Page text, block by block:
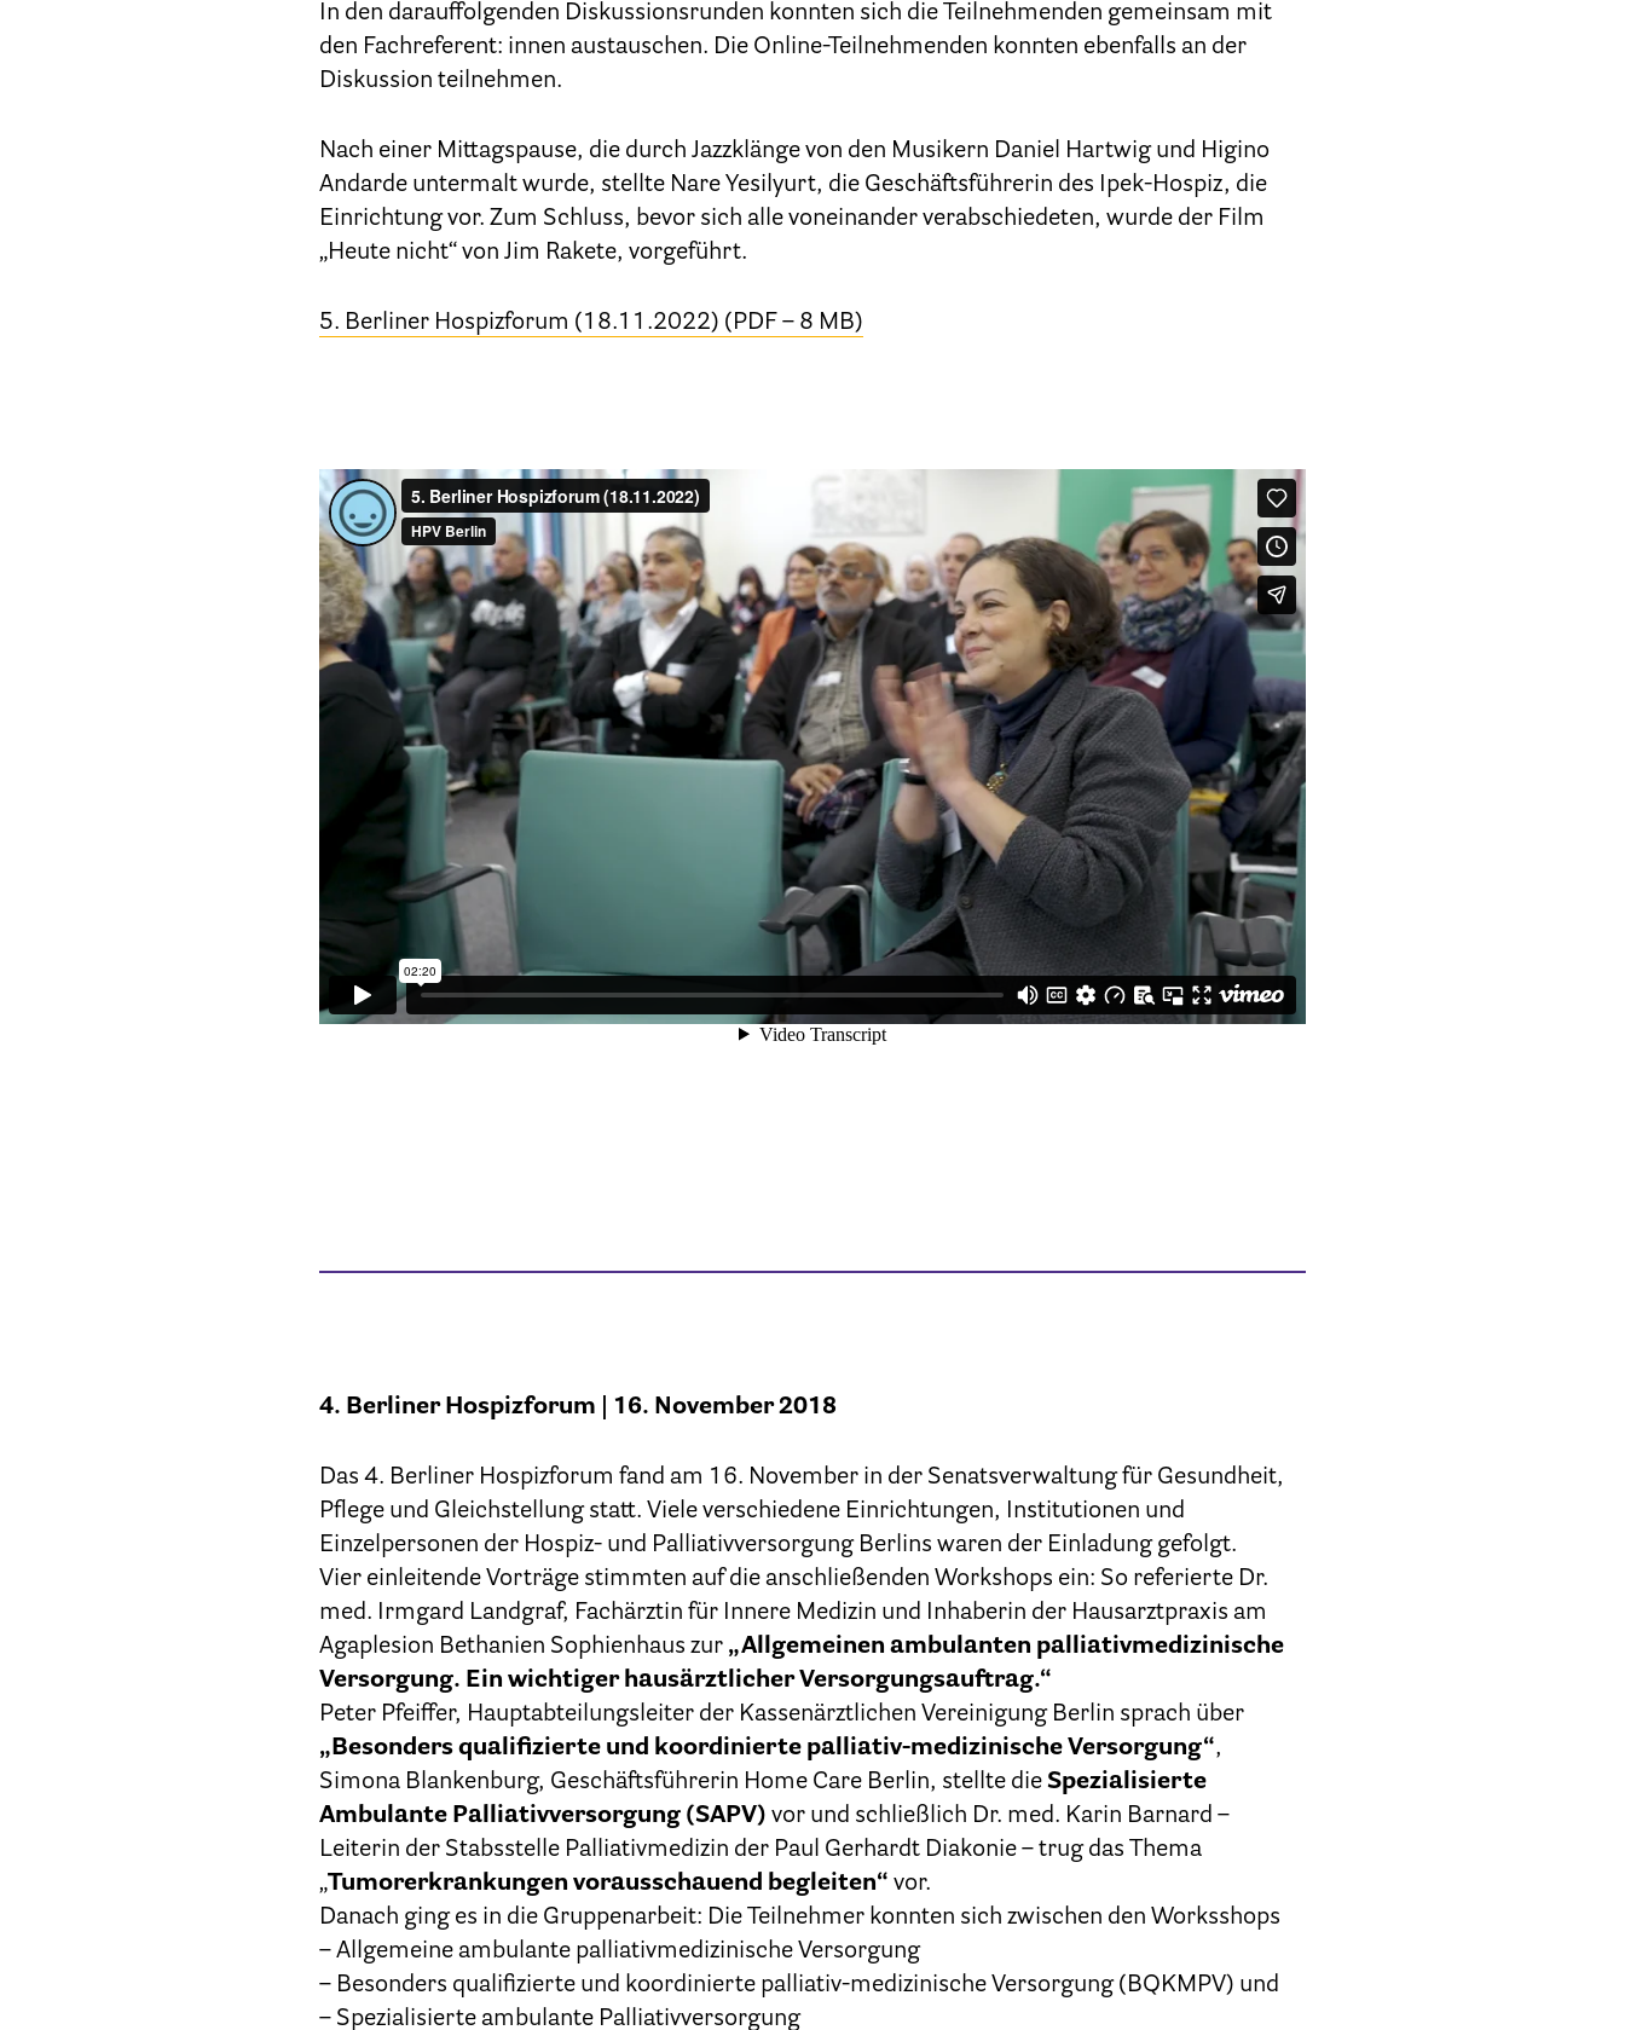
Beratungsstelle(n)
In den darauffolgenden Diskussionsrunden konnten sich die Teilnehmenden gemeinsam mit
den Fachreferent: innen austauschen. Die Online-Teilnehmenden konnten ebenfalls an der
Diskussion teilnehmen.
Nach einer Mittagspause, die durch Jazzklänge von den Musikern Daniel Hartwig und Higino
Andarde untermalt wurde, stellte Nare Yesilyurt, die Geschäftsführerin des Ipek-Hospiz, die
Einrichtung vor. Zum Schluss, bevor sich alle voneinander verabschiedeten, wurde der Film
„Heute nicht“ von Jim Rakete, vorgeführt.
5. Berliner Hospizforum (18.11.2022) (PDF – 8 MB)
4. Berliner Hospizforum | 16. November 2018
Das 4. Berliner Hospizforum fand am 16. November in der Senatsverwaltung für Gesundheit,
Pflege und Gleichstellung statt. Viele verschiedene Einrichtungen, Institutionen und
Einzelpersonen der Hospiz- und Palliativversorgung Berlins waren der Einladung gefolgt.
Vier einleitende Vorträge stimmten auf die anschließenden Workshops ein: So referierte Dr.
med. Irmgard Landgraf, Fachärztin für Innere Medizin und Inhaberin der Hausarztpraxis am
Agaplesion Bethanien Sophienhaus zur „Allgemeinen ambulanten palliativmedizinische
Versorgung. Ein wichtiger hausärztlicher Versorgungsauftrag.“
Peter Pfeiffer, Hauptabteilungsleiter der Kassenärztlichen Vereinigung Berlin sprach über
„Besonders qualifizierte und koordinierte palliativ-medizinische Versorgung“,
Simona Blankenburg, Geschäftsführerin Home Care Berlin, stellte die Spezialisierte
Ambulante Palliativversorgung (SAPV) vor und schließlich Dr. med. Karin Barnard –
Leiterin der Stabsstelle Palliativmedizin der Paul Gerhardt Diakonie – trug das Thema
„Tumorerkrankungen vorausschauend begleiten“ vor.
Danach ging es in die Gruppenarbeit: Die Teilnehmer konnten sich zwischen den Worksshops
– Allgemeine ambulante palliativmedizinische Versorgung
– Besonders qualifizierte und koordinierte palliativ-medizinische Versorgung (BQKMPV) und
– Spezialisierte ambulante Palliativversorgung